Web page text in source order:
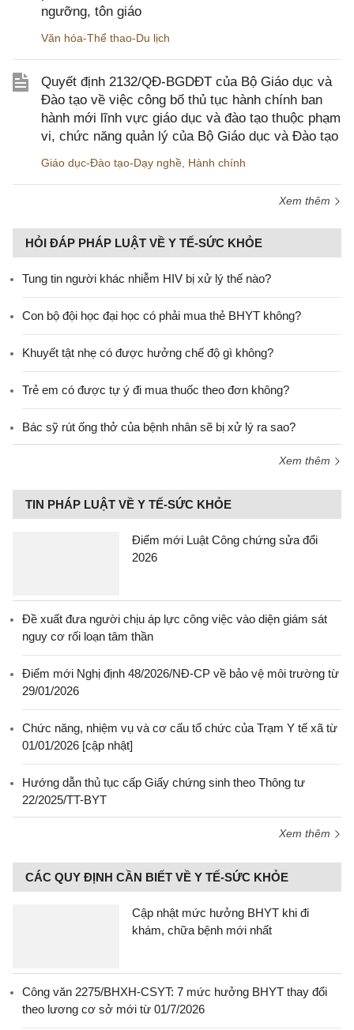
ngưỡng, tôn giáo
Văn hóa-Thể thao-Du lịch
Quyết định 2132/QĐ-BGDĐT của Bộ Giáo dục và
Đào tạo về việc công bố thủ tục hành chính ban
hành mới lĩnh vực giáo dục và đào tạo thuộc phạm
vi, chức năng quản lý của Bộ Giáo dục và Đào tạo
Giáo dục-Đào tạo-Dạy nghề Hành chính
Xem thêm
HỎI ĐÁP PHÁP LUẬT VỀ Y TẾ-SỨC KHỎE
Tung tin người khác nhiễm HIV bị xử lý thế nào?
Con bộ đội học đại học có phải mua thẻ BHYT không?
Khuyết tật nhẹ có được hưởng chế độ gì không?
Trẻ em có được tự ý đi mua thuốc theo đơn không?
Bác sỹ rút ống thở của bệnh nhân sẽ bị xử lý ra sao?
Xem thêm
TIN PHÁP LUẬT VỀ Y TẾ-SỨC KHỎE
Điểm mới Luật Công chứng sửa đổi
2026
Đề xuất đưa người chịu áp lực công việc vào diện giám sát
nguy cơ rối loạn tâm thần
Điểm mới Nghị định 48/2026/NĐ-CP về bảo vệ môi trường từ
29/01/2026
Chức năng, nhiệm vụ và cơ cấu tổ chức của Trạm Y tế xã từ
01/01/2026 [cập nhật]
Hướng dẫn thủ tục cấp Giấy chứng sinh theo Thông tư
22/2025/TT-BYT
Xem thêm
CÁC QUY ĐỊNH CẦN BIẾT VỀ Y TẾ-SỨC KHỎE
Cập nhật mức hưởng BHYT khi đi
khám, chữa bệnh mới nhất
Công văn 2275/BHXH-CSYT: 7 mức hưởng BHYT thay đổi
theo lương cơ sở mới từ 01/7/2026